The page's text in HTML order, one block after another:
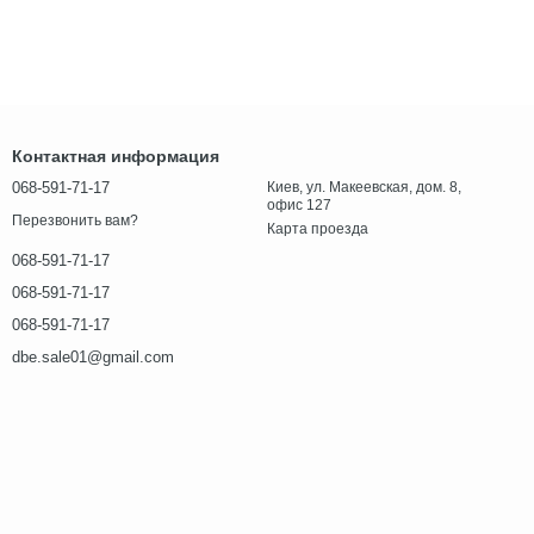
Контактная информация
068-591-71-17
Перезвонить вам?
068-591-71-17
068-591-71-17
068-591-71-17
dbe.sale01@gmail.com
Киев, ул. Макеевская, дом. 8,
офис 127
Карта проезда